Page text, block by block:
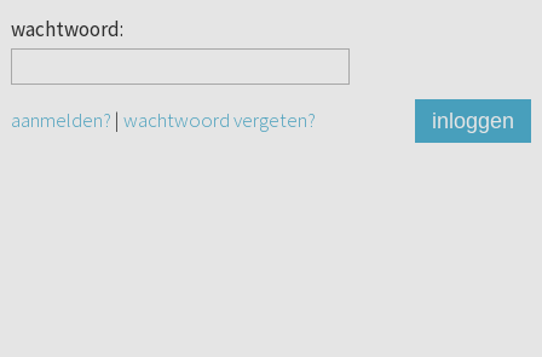
wachtwoord:
aanmelden? | wachtwoord vergeten? inloggen